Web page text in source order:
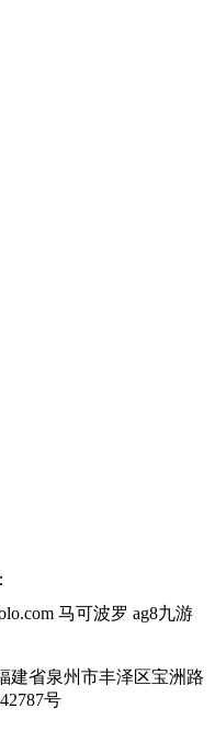
马可波罗 ag8九游
省泉州市丰泽区宝洲路
号